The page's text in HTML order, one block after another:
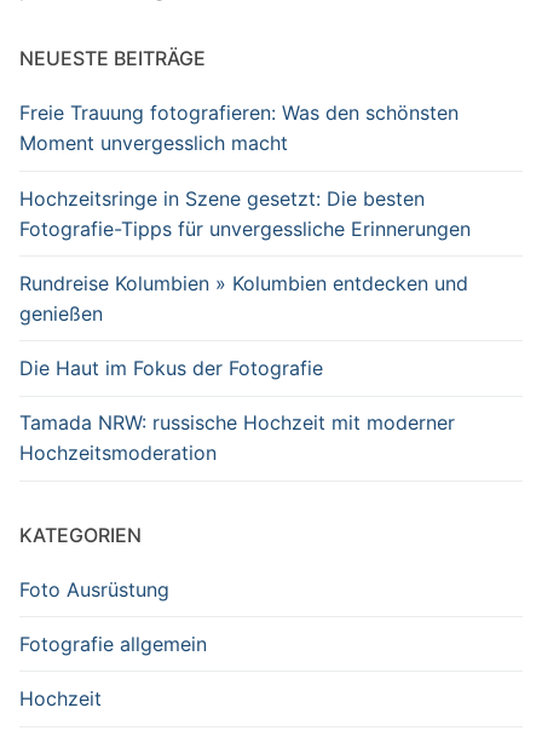
NEUESTE BEITRÄGE
Freie Trauung fotografieren: Was den schönsten
Moment unvergesslich macht
Hochzeitsringe in Szene gesetzt: Die besten
Fotografie-Tipps für unvergessliche Erinnerungen
Rundreise Kolumbien » Kolumbien entdecken und
genießen
Die Haut im Fokus der Fotografie
Tamada NRW: russische Hochzeit mit moderner
Hochzeitsmoderation
KATEGORIEN
Foto Ausrüstung
Fotografie allgemein
Hochzeit